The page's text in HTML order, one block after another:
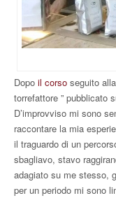
Dopo il corso seguito
torrefattore ” pubblicato
D’improvviso mi sono
raccontare la mia
il traguardo di un
sbagliavo, stavo
adagiato su me stesso,
per un periodo mi sono